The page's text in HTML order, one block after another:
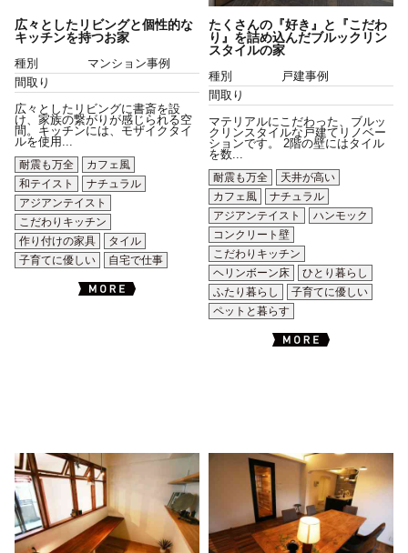
広々としたリビングと個性的な
キッチンを持つお家
種別
マンション事例
間取り
広々としたリビングに書斎を設
け、家族の繋がりが感じられる空
間。キッチンには、モザイクタイ
ルを使用...
耐震も万全
カフェ風
和テイスト
ナチュラル
アジアンテイスト
こだわりキッチン
作り付けの家具
タイル
子育てに優しい
自宅で仕事
たくさんの『好き』と『こだわ
り』を詰め込んだブルックリン
スタイルの家
種別
戸建事例
間取り
マテリアルにこだわった、ブルッ
クリンスタイルな戸建てリノベー
ションです。 2階の壁にはタイル
を数...
耐震も万全
天井が高い
カフェ風
ナチュラル
アジアンテイスト
ハンモック
コンクリート壁
こだわりキッチン
ヘリンボーン床
ひとり暮らし
ふたり暮らし
子育てに優しい
ペットと暮らす